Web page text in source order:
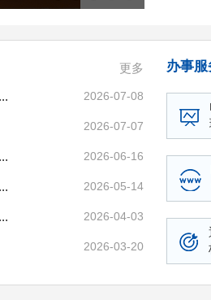
更多
2026-07-08
2026-07-07
2026-06-16
2026-05-14
2026-04-03
2026-03-20
办事服